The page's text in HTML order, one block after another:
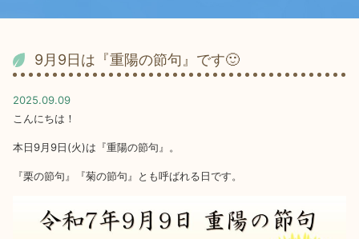
9月9日は『重陽の節句』です🙂
2025.09.09
こんにちは！
本日9月9日(火)は『重陽の節句』。
『栗の節句』『菊の節句』とも呼ばれる日です。